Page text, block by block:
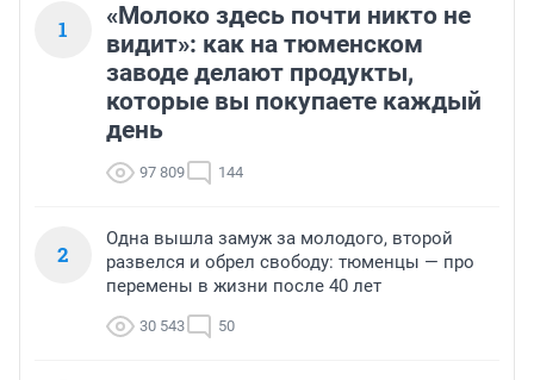
1
«Молоко здесь почти никто не
видит»: как на тюменском
заводе делают продукты,
которые вы покупаете каждый
день
97 809 144
2
Одна вышла замуж за молодого, второй
развелся и обрел свободу: тюменцы — про
перемены в жизни после 40 лет
30 543 50